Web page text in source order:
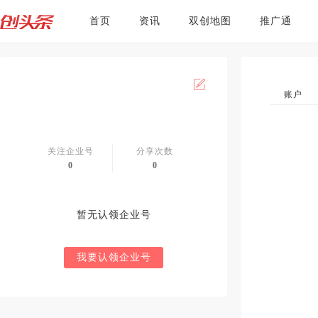
首页 资讯 双创地图 推广通
关注企业号
0
分享次数
0
暂无认领企业号
我要认领企业号
账户